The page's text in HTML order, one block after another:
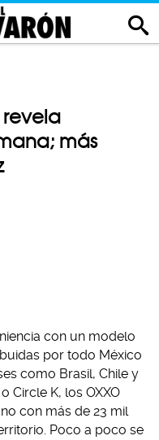
más
con un modelo
por todo México
como Brasil, Chile y
Circle K, los OXXO
con más de 23 mil
Poco a poco se